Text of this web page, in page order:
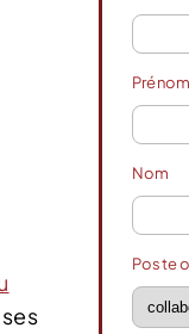
Prénom
Nom
Poste